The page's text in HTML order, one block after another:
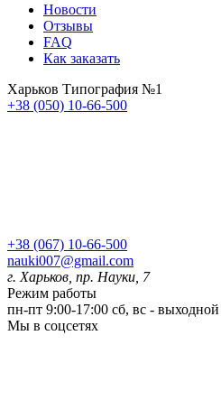
Новости
Отзывы
FAQ
Как заказать
Харьков Типография №1
+38 (050) 10-66-500
+38 (067) 10-66-500
nauki007@gmail.com
г. Харьков, пр. Науки, 7
Режим работы
пн-пт 9:00-17:00 сб, вс - выходной
Мы в соцсетях